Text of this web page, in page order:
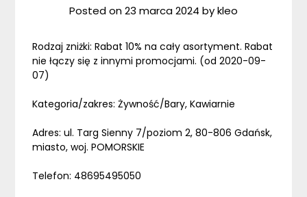
Posted on23 marca 2024 bykleo
Rodzaj zniżki: Rabat 10% na cały asortyment. Rabat
nie łączy się z innymi promocjami. (od 2020-09-
07)
Kategoria/zakres: Żywność/Bary, Kawiarnie
Adres: ul. Targ Sienny 7/poziom 2, 80-806 Gdańsk,
miasto, woj. POMORSKIE
Telefon: 48695495050